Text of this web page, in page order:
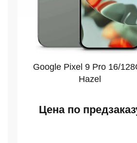
Google Pixel 9 Pro 16/
Hazel
Цена по